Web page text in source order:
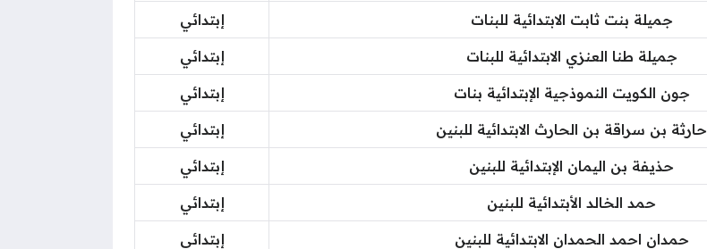
جميلة بنت ثابت الابتدائية للبنات إبتدائي
جميلة طنا العنزي الابتدائية للبنات إبتدائي
جون الكويت النموذجية الإبتدائية بنات إبتدائي
حارثة بن سراقة بن الحارث الابتدائية للبنين إبتدائي
حذيفة بن اليمان الإبتدائية للبنين إبتدائي
حمد الخالد الأبتدائية للبنين إبتدائي
حمدان احمد الحمدان الابتدائية للبنين إبتدائي